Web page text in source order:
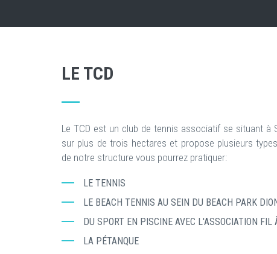
LE TCD
Le TCD est un club de tennis associatif se situant à
sur plus de trois hectares et propose plusieurs
de notre structure vous pourrez pratiquer:
LE TENNIS
LE BEACH TENNIS AU SEIN DU BEACH PARK
DU SPORT EN PISCINE AVEC L'ASSOCIATION FIL
LA PÉTANQUE